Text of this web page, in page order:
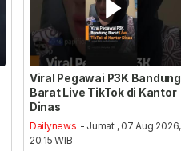
Viral Pegawai P3K Bandung
Barat Live TikTok di Kantor
Dinas
Dailynews - Jumat , 07 Aug 2026,
20:15 WIB